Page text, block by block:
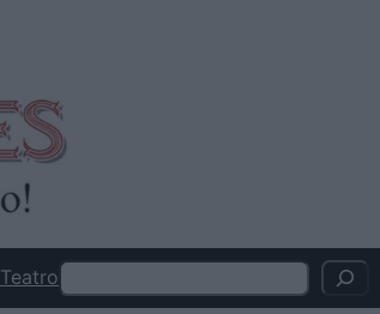
TeatroSearch